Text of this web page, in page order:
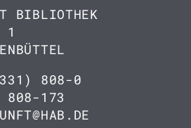
BIBLIOTHEK
1
808-0
173